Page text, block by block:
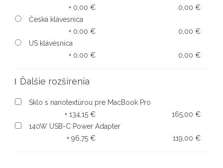
+ 0,00 €
0,00 €
Česká klávesnica
+ 0,00 €
0,00 €
US klávesnica
+ 0,00 €
0,00 €
Ďalšie rozšírenia
Sklo s nanotextúrou pre MacBook Pro
+ 134,15 €
165,00 €
140W USB-C Power Adapter
+ 96,75 €
119,00 €